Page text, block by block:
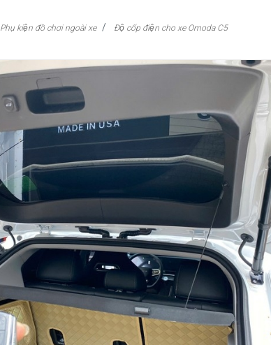
Phụ kiện đồ chơi ngoài xe Độ cốp điện cho xe Omoda C5